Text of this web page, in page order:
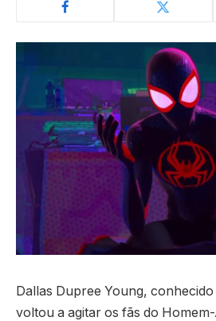
Dallas Dupree Young,
voltou a agitar os fãs do